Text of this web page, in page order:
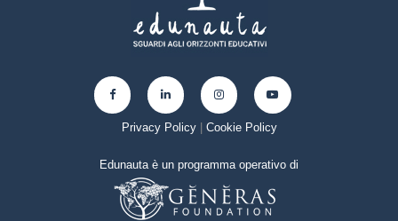
Privacy Policy| Cookie Policy
Edunauta è un programma operativo di